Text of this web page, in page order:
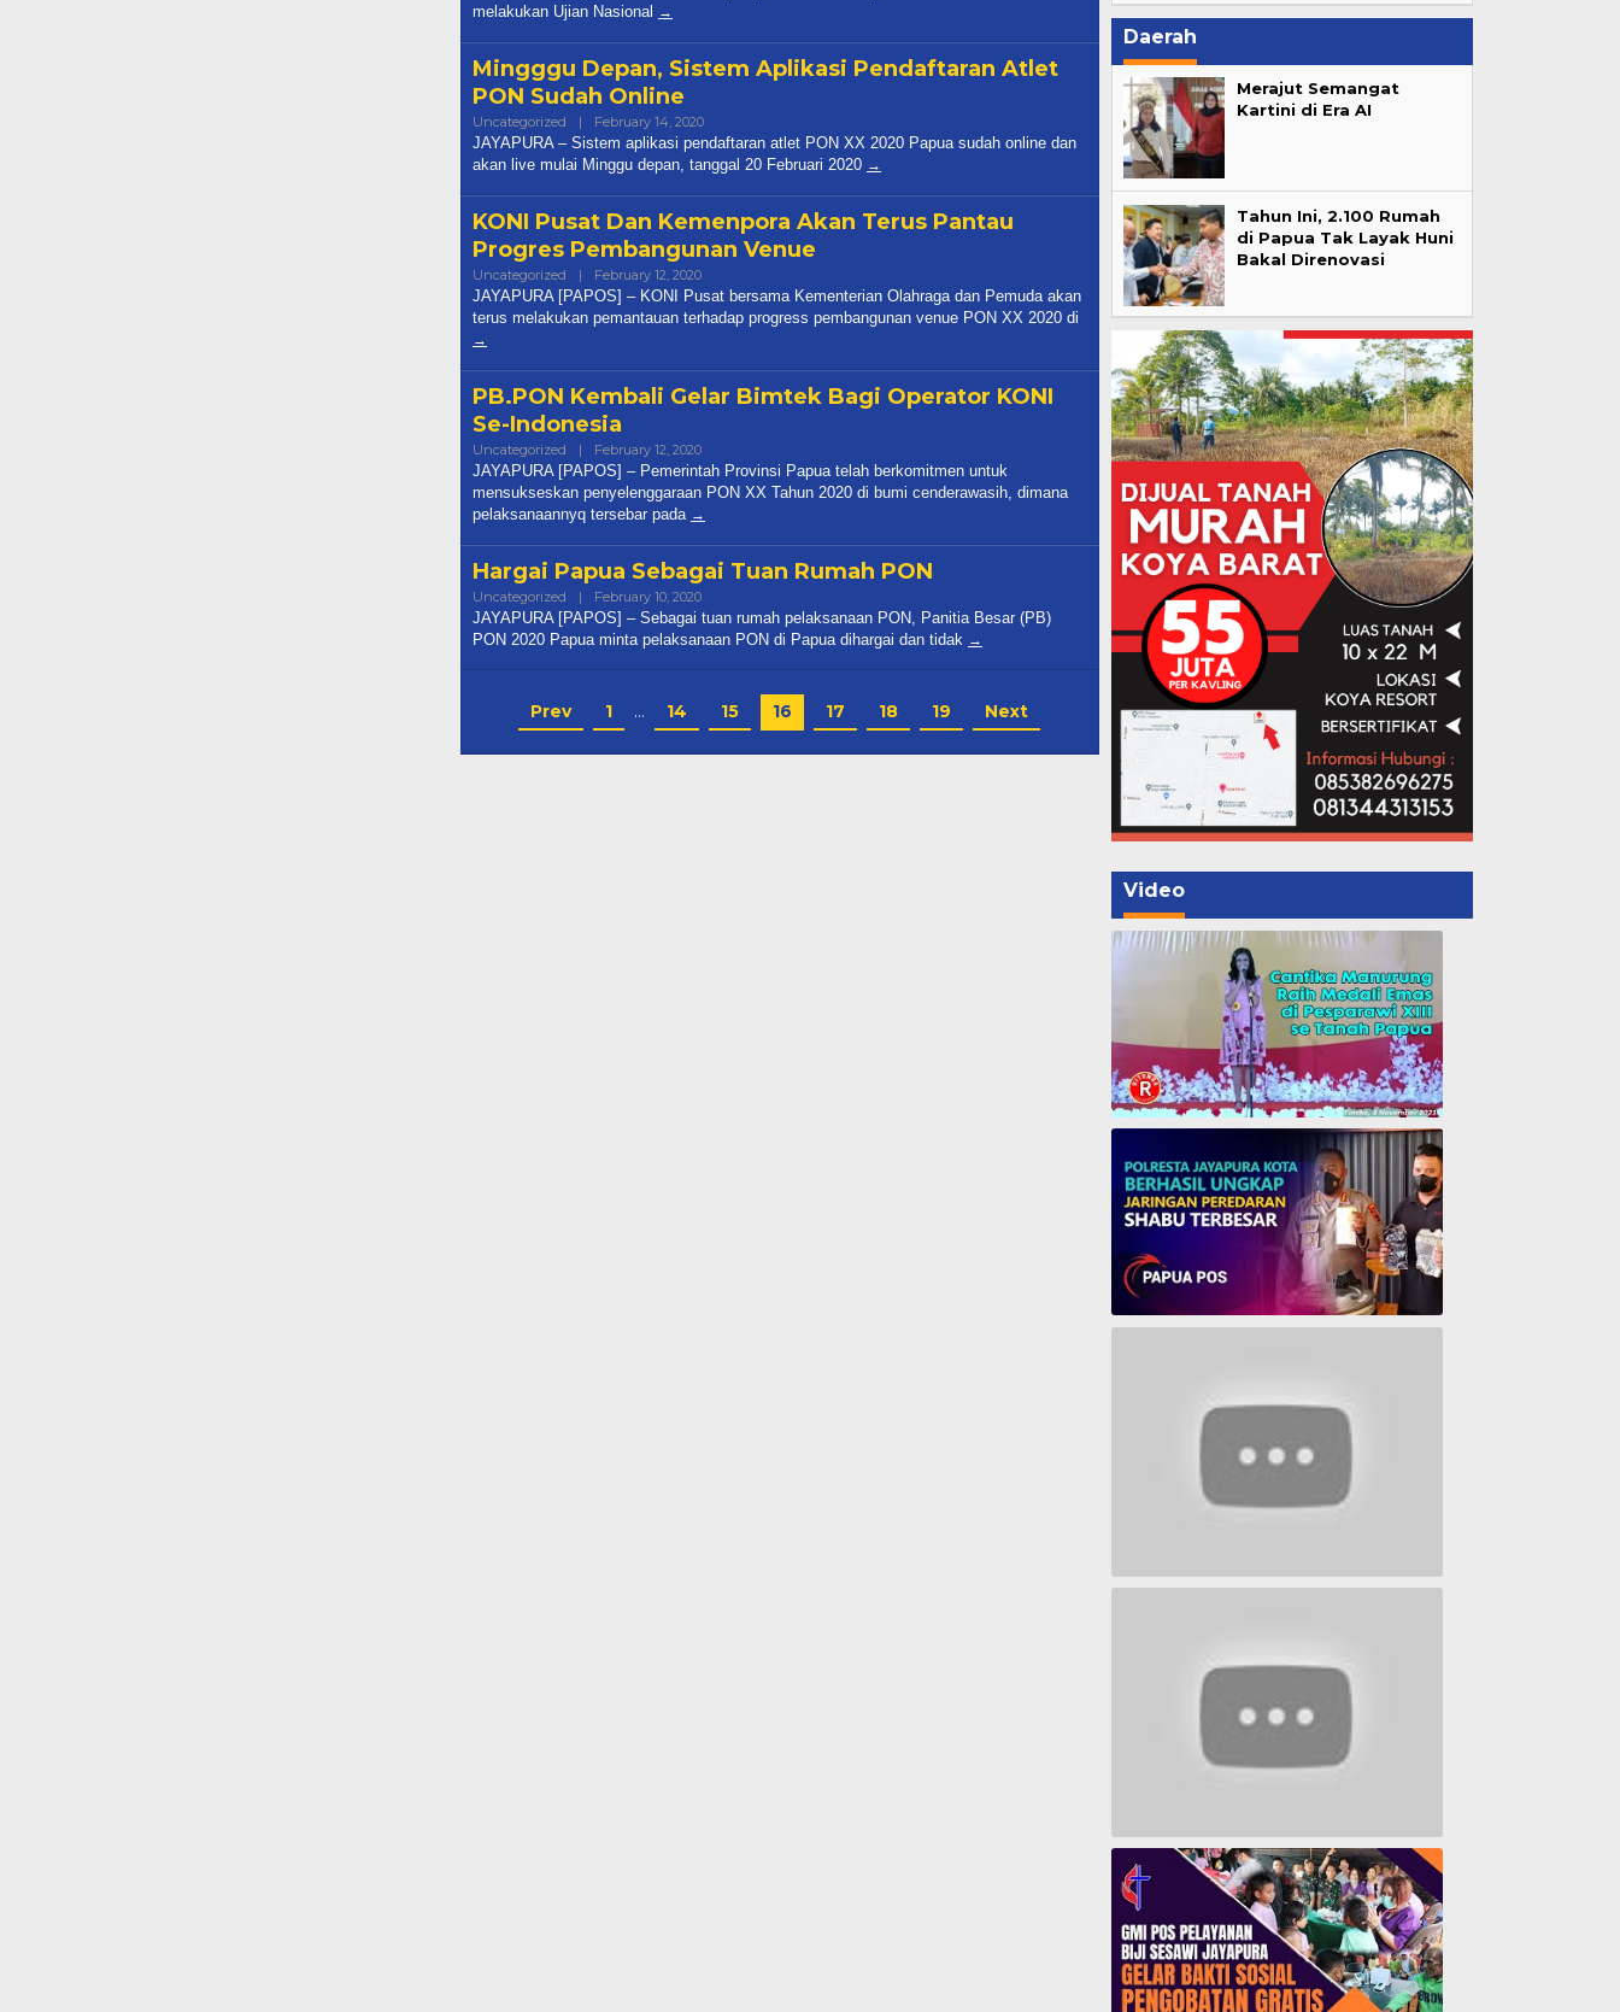
melakukan Ujian Nasional
Mingggu Depan, Sistem Aplikasi Pendaftaran Atlet
PON Sudah Online
Uncategorized | February 14, 2020
Thoding
JAYAPURA – Sistem aplikasi pendaftaran atlet PON XX 2020 Papua sudah online dan
akan live mulai Minggu depan, tanggal 20 Februari 2020
KONI Pusat Dan Kemenpora Akan Terus Pantau
Progres Pembangunan Venue
Uncategorized | February 12, 2020
Thoding
JAYAPURA [PAPOS] – KONI Pusat bersama Kementerian Olahraga dan Pemuda akan
terus melakukan pemantauan terhadap progress pembangunan venue PON XX 2020 di
PB.PON Kembali Gelar Bimtek Bagi Operator KONI
Se-Indonesia
Uncategorized | February 12, 2020
Thoding
JAYAPURA [PAPOS] – Pemerintah Provinsi Papua telah berkomitmen untuk
mensukseskan penyelenggaraan PON XX Tahun 2020 di bumi cenderawasih, dimana
pelaksanaannyq tersebar pada
Hargai Papua Sebagai Tuan Rumah PON
Uncategorized | February 10, 2020
Thoding
JAYAPURA [PAPOS] – Sebagai tuan rumah pelaksanaan PON, Panitia Besar (PB)
PON 2020 Papua minta pelaksanaan PON di Papua dihargai dan tidak
Prev 1 … 14 15 16 17 18 19 Next
Daerah
Merajut Semangat
Kartini di Era AI
Tahun Ini, 2.100 Rumah
di Papua Tak Layak Huni
Bakal Direnovasi
Video
Cantika Manurung Raih Medali Emas di Pesparawi XIII se Tanah Papua
Polresta Jayapura Berhasil ungkap jaringan peredaran shabu terbesar
Lagu Timur yang Paling 2022
Lagu Rohani Tanpa Iklan - Lagu Pujian dan Penyembahan Paskah 2022